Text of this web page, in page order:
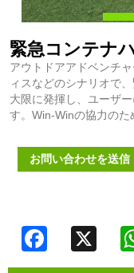
緊急コンテナ
アウトドアアドベンチ
ィスなどのシナリオで
大限に発揮し、ユーザ
す。Win-Winの協力のた
お問い合わせを送信
Facebook